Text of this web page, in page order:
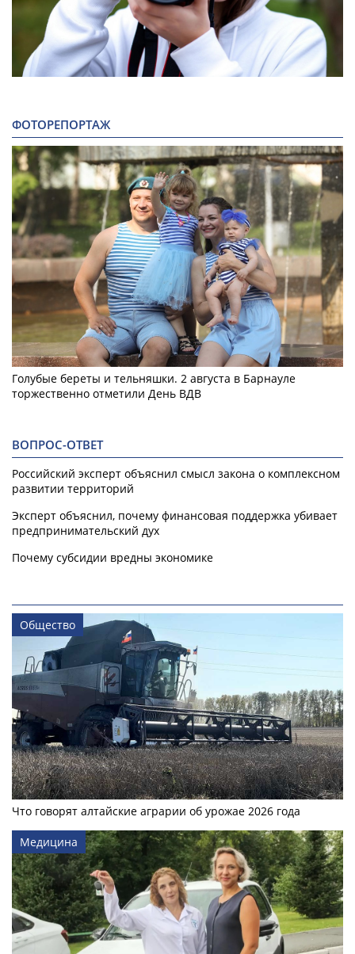
ФОТОРЕПОРТАЖ
Голубые береты и тельняшки. 2 августа в Барнауле
торжественно отметили День ВДВ
ВОПРОС-ОТВЕТ
Российский эксперт объяснил смысл закона о комплексном
развитии территорий
Эксперт объяснил, почему финансовая поддержка убивает
предпринимательский дух
Почему субсидии вредны экономике
Общество
Что говорят алтайские аграрии об урожае 2026 года
Медицина